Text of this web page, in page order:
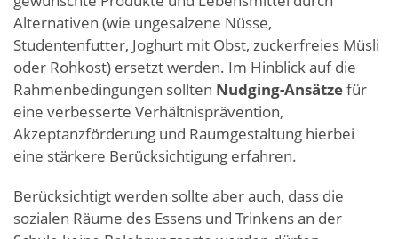
Alternativen (wie ungesalzene Nüsse,
Studentenfutter, Joghurt mit Obst, zuckerfreies Müsli
oder Rohkost) ersetzt werden. Im Hinblick auf die
Rahmenbedingungen sollten Nudging-Ansätzefür
eine verbesserte Verhältnisprävention,
Akzeptanzförderung und Raumgestaltung hierbei
eine stärkere Berücksichtigung erfahren.
Berücksichtigt werden sollte aber auch, dass die
sozialen Räume des Essens und Trinkens an der